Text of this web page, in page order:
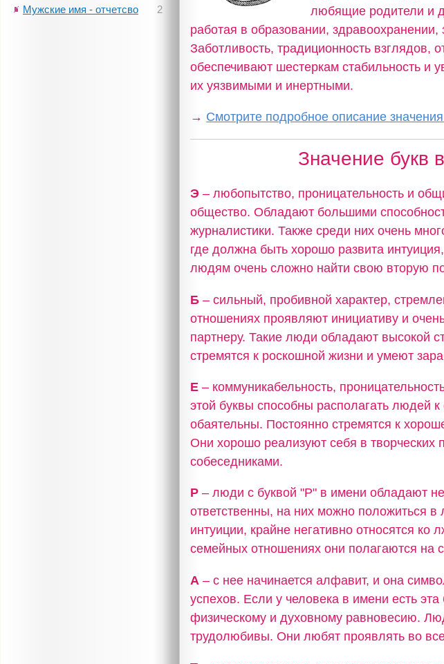
любящие родители и
работая в образовании,
Заботливость, традиционность взглядов,
обеспечивают шестеркам стабильность и
их уязвимыми и инертными.
→ Смотрите подробное описание
Значение букв
Э – любопытство, проницательность и
общество. Обладают большими
журналистики. Также среди них очень
где должна быть хорошо развита
людям очень сложно найти свою вторую
Б – сильный, пробивной характер,
отношениях проявляют инициативу и
партнеру. Такие люди обладают высокой
стремятся к роскошной жизни и умеют
Е – коммуникабельность,
этой буквы способны располагать людей
обаятельны. Постоянно стремятся к
Они хорошо реализуют себя в
собеседниками.
Р – люди с буквой "Р" в имени обладают
ответственны, на них можно положиться
интуиции, крайне негативно относятся ко
семейных отношениях они полагаются на
А – с нее начинается алфавит, и она
успехов. Если у человека в имени есть
физическому и духовному равновесию.
трудолюбивы. Они любят проявлять во
2
Мужские имя - отчетсво